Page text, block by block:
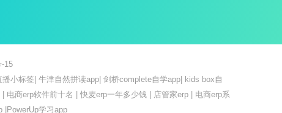
15
播小标签| 牛津自然拼读app| 剑桥complete自学app| kids box自
| 电商erp软件前十名 | 快麦erp一年多少钱 | 店管家erp| 电商erp系
|PowerUp学习app